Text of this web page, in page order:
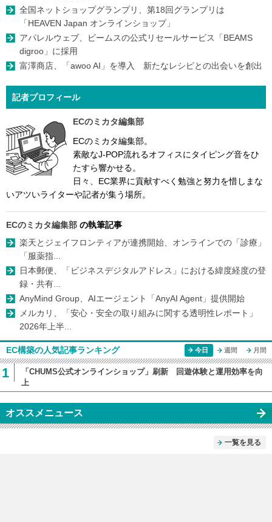
全国ネットショップグランプリ、第18回グランプリは
「HEAVEN Japan オンラインショップ」
アパレルウェブ、ビームスの公式リセールサービス「BEAMS
digroo」に採用
富澤商店、「awoo AI」を導入 新たなレシピとの出会いを創出
記者プロフィール
ECのミカタ編集部
ECのミカタ編集部。
素敵なJ-POP流れるオフィスにタイピング音をひ
たすら響かせる。
日々、EC業界に貢献すべく勉強と努力を惜しまな
いアツいライターや記者が集う場所。
ECのミカタ編集部 の執筆記事
楽天とジェイフロンティアが連携開始、オンラインでの「診療」
「服薬指...
日本郵便、「ビジネスデジタルアドレス」における緯度経度の登
録・共有...
AnyMind Group、AIエージェント「AnyAI Agent」提供開始
メルカリ、「安心・安全の取り組みに関する透明性レポート」
2026年上半...
EC構築の人気記事ランキング 今日 週間 月間
1
「CHUMS公式オンラインショップ」刷新 回遊体験と運用効率を向
上
オススメニュース
一覧を見る